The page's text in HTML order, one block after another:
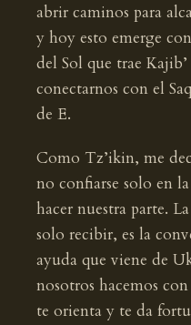
abrir caminos para
y hoy esto emerge
del Sol que trae
conectarnos con el
de E.
Como Tz’ikin, me
no confiarse solo en
hacer nuestra parte.
solo recibir, es la
ayuda que viene de
nosotros hacemos
te orienta y te da